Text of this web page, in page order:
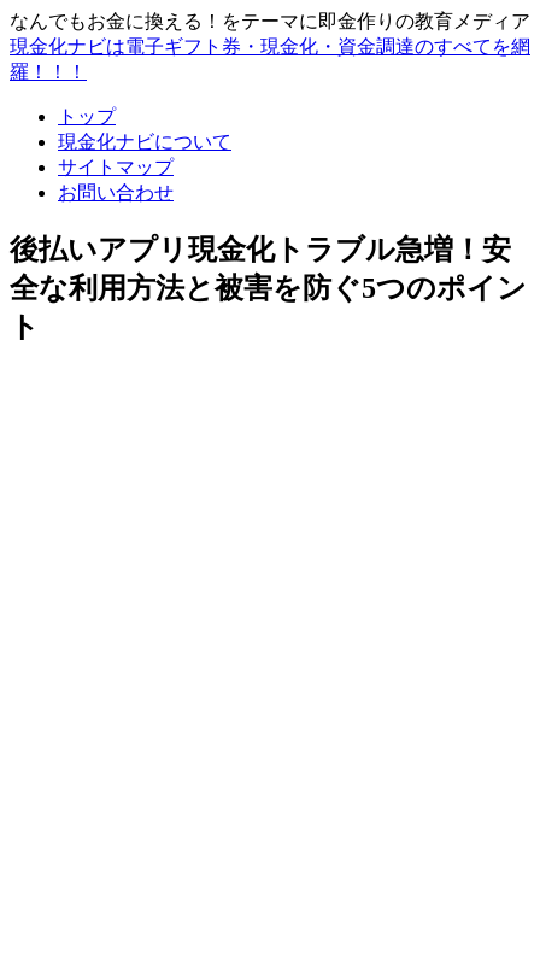
なんでもお金に換える！をテーマに即金作りの教育メディア
現金化ナビは電子ギフト券・現金化・資金調達のすべてを網
羅！！！
トップ
現金化ナビについて
サイトマップ
お問い合わせ
後払いアプリ現金化トラブル急増！安
全な利用方法と被害を防ぐ5つのポイン
ト